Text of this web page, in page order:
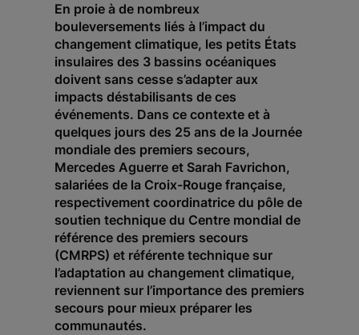
En proie à de nombreux
bouleversements liés à l’impact du
changement climatique, les petits États
insulaires des 3 bassins océaniques
doivent sans cesse s’adapter aux
impacts déstabilisants de ces
événements. Dans ce contexte et à
quelques jours des 25 ans de la Journée
mondiale des premiers secours,
Mercedes Aguerre et Sarah Favrichon,
salariées de la Croix-Rouge française,
respectivement coordinatrice du pôle de
soutien technique du Centre mondial de
référence des premiers secours
(CMRPS) et référente technique sur
l’adaptation au changement climatique,
reviennent sur l’importance des premiers
secours pour mieux préparer les
communautés.